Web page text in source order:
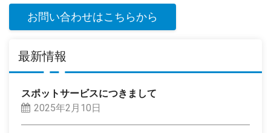
お問い合わせはこちらから
最新情報
スポットサービスにつきまして
2025年2月10日